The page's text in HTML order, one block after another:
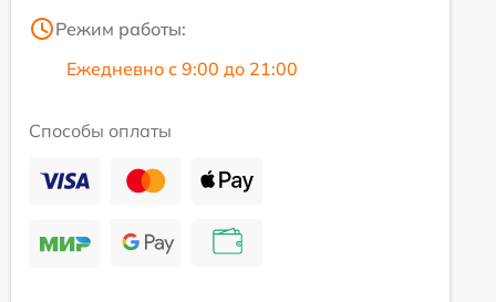
Режим работы:
Ежедневно с 9:00 до 21:00
Способы оплаты